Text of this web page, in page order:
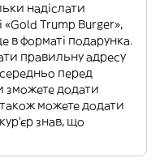
надіслати
«Gold Trump Burger»,
в форматі подарунка.
правильну адресу
перед
зможете додати
можете додати
знав, що